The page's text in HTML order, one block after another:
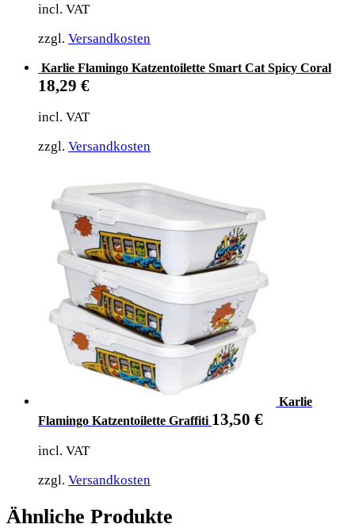
incl. VAT
zzgl. Versandkosten
Karlie Flamingo Katzentoilette Smart Cat Spicy Coral
18,29 €
incl. VAT
zzgl. Versandkosten
Karlie
Flamingo Katzentoilette Graffiti 13,50 €
incl. VAT
zzgl. Versandkosten
Ähnliche Produkte